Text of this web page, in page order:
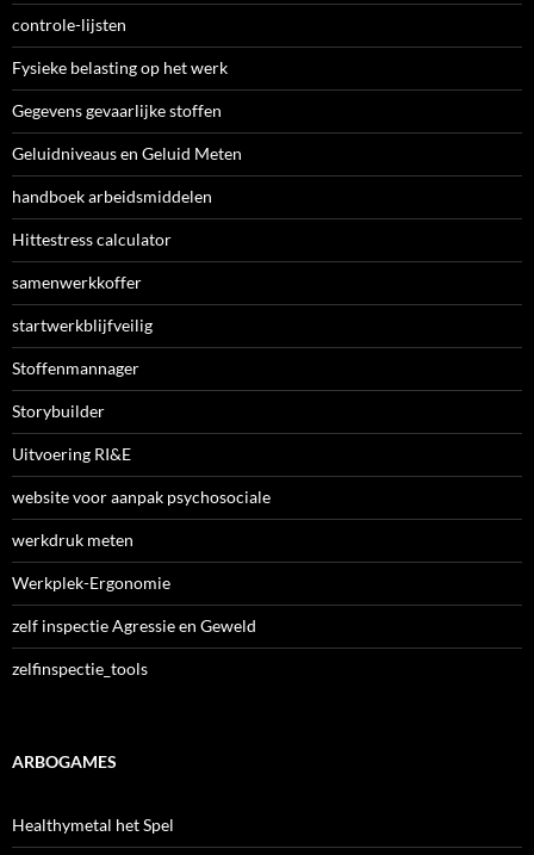
controle-lijsten
Fysieke belasting op het werk
Gegevens gevaarlijke stoffen
Geluidniveaus en Geluid Meten
handboek arbeidsmiddelen
Hittestress calculator
samenwerkkoffer
startwerkblijfveilig
Stoffenmannager
Storybuilder
Uitvoering RI&E
website voor aanpak psychosociale
werkdruk meten
Werkplek-Ergonomie
zelf inspectie Agressie en Geweld
zelfinspectie_tools
ARBOGAMES
Healthymetal het Spel